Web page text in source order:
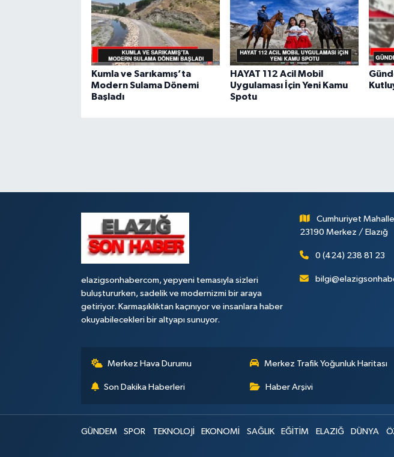
Kumla ve Sarıkamış’ta
Modern Sulama Dönemi
Başladı
HAYAT 112 Acil Mobil
Uygulaması İçin Yeni Kamu
Spotu
elazigsonhabercom, yepyeni temasıyla sizleri
buluştururken, sadelik ve modernizmi bir araya
getiriyor. Karmaşıklıktan kaçınıyor ve insanlara haber
okuyabilecekleri bir altyapı sunuyor.
Cumhuriyet
23190 Merkez / Elazığ
0 (424) 238 81 23
Merkez Hava Durumu Merkez Trafik Yoğunluk Haritası
Son Dakika Haberleri Haber Arşivi
GÜNDEM SPOR TEKNOLOJİ EKONOMİ SAĞLIK EĞİTİM ELAZIĞ DÜNYA